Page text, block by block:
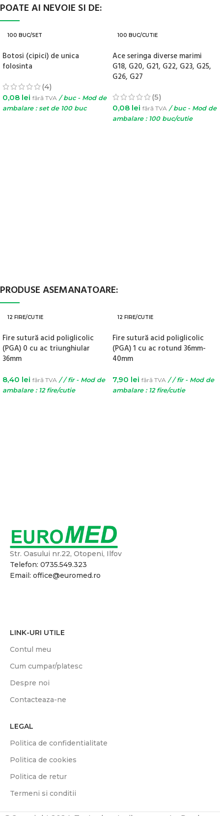
POATE AI NEVOIE SI DE:
100 BUC/SET
Botosi (cipici) de unica
folosinta
(4)
0,08 lei fără TVA / buc - Mod de
ambalare : set de 100 buc
100 BUC/CUTIE
Ace seringa diverse marimi
G18, G20, G21, G22, G23, G25,
G26, G27
(5)
0,08 lei fără TVA / buc - Mod de
ambalare : 100 buc/cutie
PRODUSE ASEMANATOARE:
12 FIRE/CUTIE
Fire sutură acid poliglicolic
(PGA) 0 cu ac triunghiular
36mm
8,40 lei fără TVA / / fir - Mod de
ambalare : 12 fire/cutie
12 FIRE/CUTIE
Fire sutură acid poliglicolic
(PGA) 1 cu ac rotund 36mm-
40mm
7,90 lei fără TVA / / fir - Mod de
ambalare : 12 fire/cutie
Str. Oasului nr.22, Otopeni, Ilfov
Telefon: 0735.549.323
Email: office@euromed.ro
LINK-URI UTILE
Contul meu
Cum cumpar/platesc
Despre noi
Contacteaza-ne
LEGAL
Politica de confidentialitate
Politica de cookies
Politica de retur
Termeni si conditii